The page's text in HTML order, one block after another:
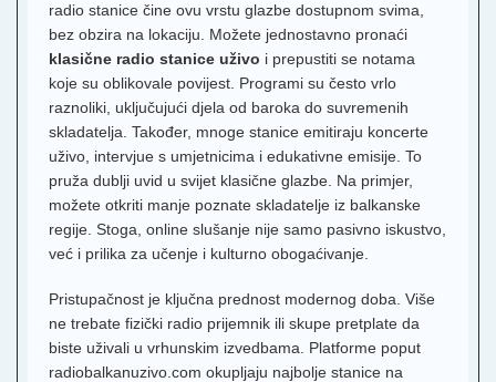
radio stanice čine ovu vrstu glazbe dostupnom svima,
bez obzira na lokaciju. Možete jednostavno pronaći
klasične radio stanice uživo i prepustiti se notama
koje su oblikovale povijest. Programi su često vrlo
raznoliki, uključujući djela od baroka do suvremenih
skladatelja. Također, mnoge stanice emitiraju koncerte
uživo, intervjue s umjetnicima i edukativne emisije. To
pruža dublji uvid u svijet klasične glazbe. Na primjer,
možete otkriti manje poznate skladatelje iz balkanske
regije. Stoga, online slušanje nije samo pasivno iskustvo,
već i prilika za učenje i kulturno obogaćivanje.
Pristupačnost je ključna prednost modernog doba. Više
ne trebate fizički radio prijemnik ili skupe pretplate da
biste uživali u vrhunskim izvedbama. Platforme poput
radiobalkanuzivo.com okupljaju najbolje stanice na